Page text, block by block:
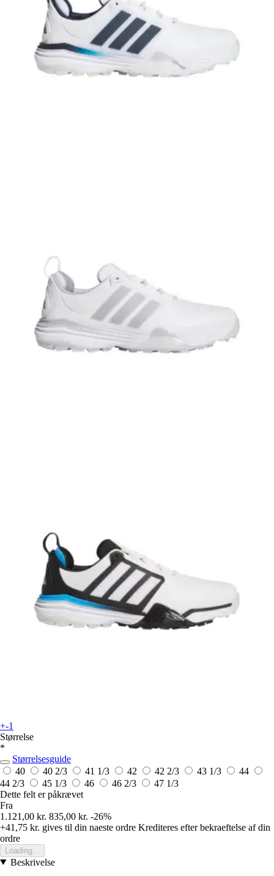
+-1
Størrelse
*
Størrelsesguide
40
40 2/3 41 1/3 42 42 2/3 43 1/3
44
44 2/3
45 1/3 46 46 2/3
47 1/3
Dette felt er påkrævet
Fra
1.121,00 kr. 835,00 kr. -26%
+41,75 kr. gives til din naeste ordre Krediteres efter bekraeftelse af din
ordre
Loading...
Beskrivelse